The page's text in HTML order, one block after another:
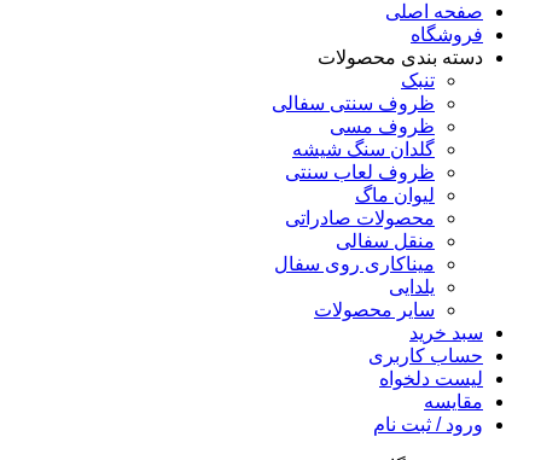
صفحه اصلی
فروشگاه
دسته بندی محصولات
تنبک
ظروف سنتی سفالی
ظروف مسی
گلدان سنگ شیشه
ظروف لعاب سنتی
لیوان ماگ
محصولات صادراتی
منقل سفالی
میناکاری روی سفال
یلدایی
سایر محصولات
سبد خرید
حساب کاربری
لیست دلخواه
مقایسه
ورود / ثبت نام